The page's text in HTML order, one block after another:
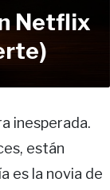
Netflix
inesperada.
están
es la novia de